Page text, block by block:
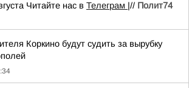
Читайте нас в Телеграм |// Полит74
Коркино будут судить за вырубку